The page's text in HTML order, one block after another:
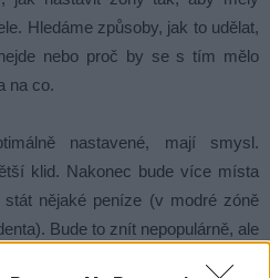
Hledáme způsoby, jak to udělat,
nebo proč by se s tím mělo
na co.
nastavené, mají smysl.
klid. Nakonec bude více místa
nějaké peníze (v modré zóně
Bude to znít nepopulárně, ale